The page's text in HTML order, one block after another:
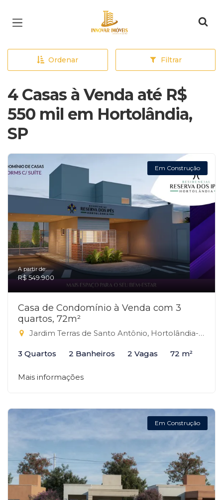
Página inicial
Ordenar Filtrar
4 Casas à Venda até R$
550 mil em Hortolândia,
SP
Em Construção
A partir de:
R$ 549.900
Casa de Condomínio à Venda com 3
quartos, 72m²
Jardim Terras de Santo Antônio, Hortolândia-SP
3 Quartos 2 Banheiros 2 Vagas 72 m²
Mais informações
Em Construção